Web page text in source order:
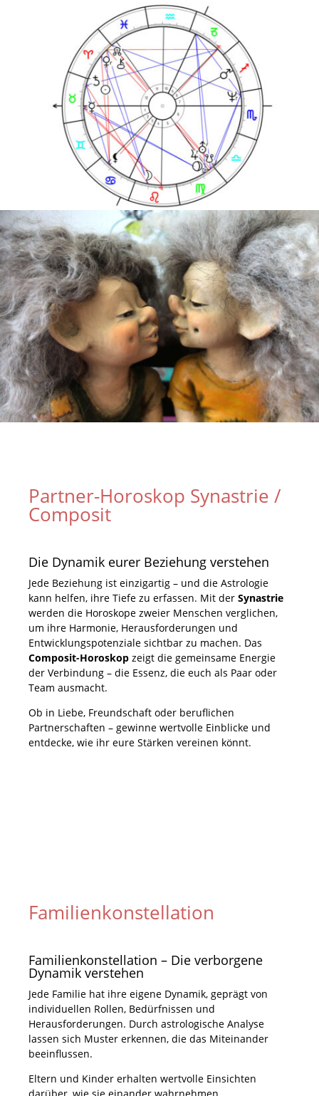
Partner-Horoskop Synastrie /
Composit
Die Dynamik eurer Beziehung verstehen
Jede Beziehung ist einzigartig – und die Astrologie
kann helfen, ihre Tiefe zu erfassen. Mit der Synastrie
werden die Horoskope zweier Menschen verglichen,
um ihre Harmonie, Herausforderungen und
Entwicklungspotenziale sichtbar zu machen. Das
Composit-Horoskop zeigt die gemeinsame Energie
der Verbindung – die Essenz, die euch als Paar oder
Team ausmacht.
Ob in Liebe, Freundschaft oder beruflichen
Partnerschaften – gewinne wertvolle Einblicke und
entdecke, wie ihr eure Stärken vereinen könnt.
Familienkonstellation
Familienkonstellation – Die verborgene
Dynamik verstehen
Jede Familie hat ihre eigene Dynamik, geprägt von
individuellen Rollen, Bedürfnissen und
Herausforderungen. Durch astrologische Analyse
lassen sich Muster erkennen, die das Miteinander
beeinflussen.
Eltern und Kinder erhalten wertvolle Einsichten